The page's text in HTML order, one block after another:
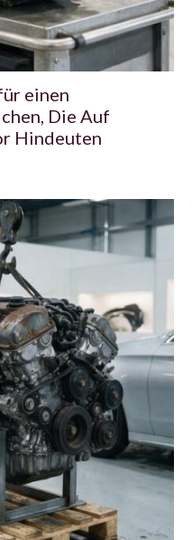
einen
Die Auf
Hindeuten